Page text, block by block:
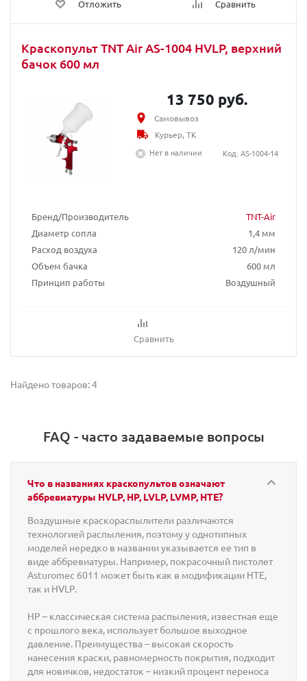
Отложить Сравнить
Краскопульт TNT Air AS-1004 HVLP, верхний
бачок 600 мл
Бренд/Производитель
TNT-Air
Диаметр сопла
1,4 мм
Расход воздуха
120 л/мин
Объем бачка
600 мл
Принцип работы
Воздушный
Сравнить
13 750 руб.
Самовывоз
Курьер, ТК
Нет в наличии
Код: AS-1004-14
Найдено товаров: 4
FAQ - часто задаваемые вопросы
Что в названиях краскопультов означают
аббревиатуры HVLP, HP, LVLP, LVMP, HTE?
Воздушные краскораспылители различаются
технологией распыления, поэтому у однотипных
моделей нередко в названии указывается ее тип в
виде аббревиатуры. Например, покрасочный пистолет
Asturomec 6011 может быть как в модификации HTE,
так и HVLP.
HP – классическая система распыления, известная еще
с прошлого века, использует большое выходное
давление. Преимущества – высокая скорость
нанесения краски, равномерность покрытия, подходит
для новичков, недостаток – низкий процент переноса